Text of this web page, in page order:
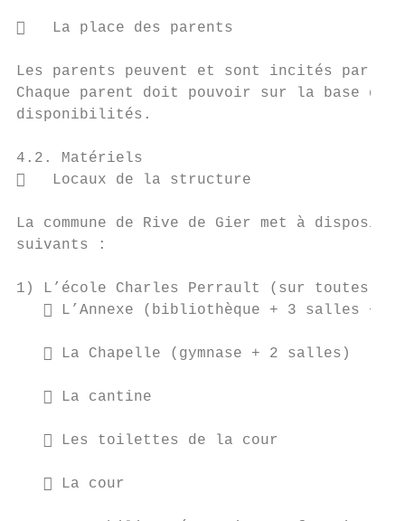
   La place des parents
Les parents peuvent et sont incités par
Chaque parent doit pouvoir sur la base
disponibilités.
4.2. Matériels
   Locaux de la structure
La commune de Rive de Gier met à
suivants :
1) L’école Charles Perrault (sur toutes
 L’Annexe (bibliothèque + 3 salles +
    La Chapelle (gymnase + 2 salles)
    La cantine
    Les toilettes de la cour
    La cour